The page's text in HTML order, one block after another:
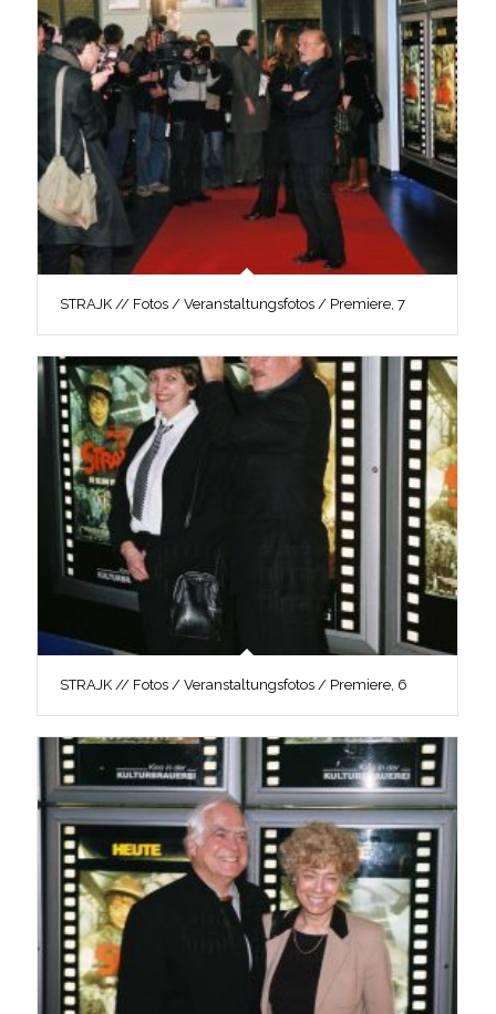
STRAJK // Fotos / Veranstaltungsfotos / Premiere, 7
STRAJK // Fotos / Veranstaltungsfotos / Premiere, 6